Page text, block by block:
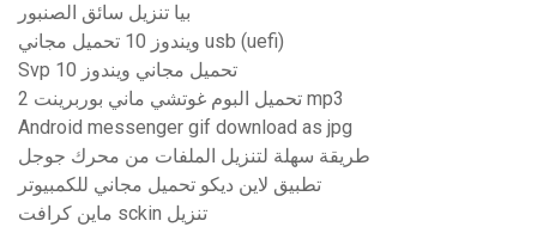
بيا تنزيل سائق الصنبور
ويندوز 10 تحميل مجاني usb (uefi)
Svp تحميل مجاني ويندوز 10
تحميل البوم غوتشي ماني بوربرينت 2 mp3
Android messenger gif download as jpg
طريقة سهلة لتنزيل الملفات من محرك جوجل
تطبيق لاين ديكو تحميل مجاني للكمبيوتر
ماين كرافت sckin تنزيل